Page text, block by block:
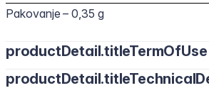
Pakovanje – 0,35 g
productDetail.titleTermOfUse